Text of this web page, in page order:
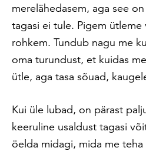
merelähedasem, aga see
tagasi ei tule. Pigem ütleme
rohkem. Tundub nagu me
oma turundust, et kuidas
ütle, aga tasa sõuad,
Kui üle lubad, on pärast
keeruline usaldust tagasi
öelda midagi, mida me